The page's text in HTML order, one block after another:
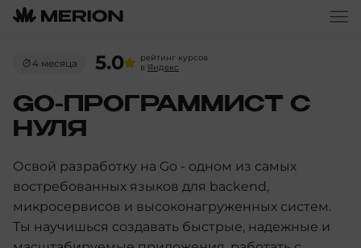
4 месяца 5.0
рейтинг курсов
в Яндекс
GO-ПРОГРАММИСТ С
НУЛЯ
Освой разработку на Go - одном из самых
востребованных языков для backend,
микросервисов и высоконагруженных систем.
Ты научишься создавать быстрые, надежные и